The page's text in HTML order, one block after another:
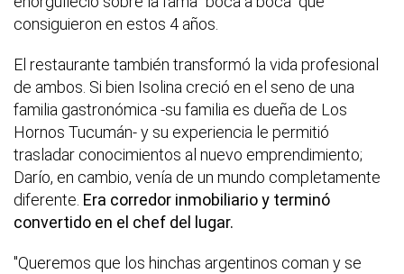
consiguieron en estos 4 años.
El restaurante también transformó la vida profesional
de ambos. Si bien Isolina creció en el seno de una
familia gastronómica -su familia es dueña de Los
Hornos Tucumán- y su experiencia le permitió
trasladar conocimientos al nuevo emprendimiento;
Darío, en cambio, venía de un mundo completamente
diferente. Era corredor inmobiliario y terminó
convertido en el chef del lugar.
"Queremos que los hinchas argentinos coman y se